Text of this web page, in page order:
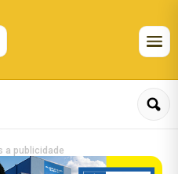
a publicidade